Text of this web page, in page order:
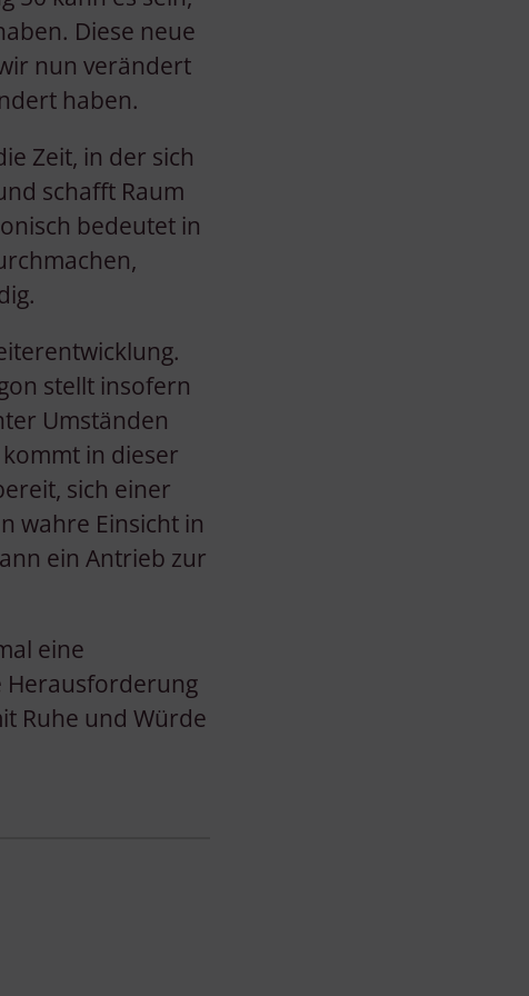
Diese neue
nun verändert
haben.
Zeit, in der sich
schafft Raum
bedeutet in
stellt insofern
Umständen
in dieser
sich einer
wahre Einsicht in
ein Antrieb zur
eine
Herausforderung
Ruhe und Würde